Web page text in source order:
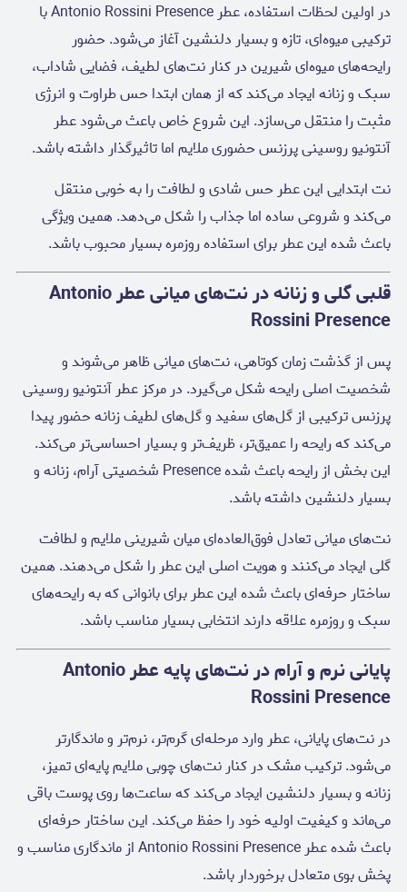
در اولین لحظات استفاده، عطر Antonio Rossini Presence با
ترکیبی میوه‌ای، تازه و بسیار دلنشین آغاز می‌شود. حضور
رایحه‌های میوه‌ای شیرین در کنار نت‌های لطیف، فضایی شاداب،
سبک و زنانه ایجاد می‌کند که از همان ابتدا حس طراوت و انرژی
مثبت را منتقل می‌سازد. این شروع خاص باعث می‌شود عطر
آنتونیو روسینی پرزنس حضوری ملایم اما تاثیرگذار داشته باشد.
نت ابتدایی این عطر حس شادی و لطافت را به خوبی منتقل
می‌کند و شروعی ساده اما جذاب را شکل می‌دهد. همین ویژگی
باعث شده این عطر برای استفاده روزمره بسیار محبوب باشد.
قلبی گلی و زنانه در نت‌های میانی عطر Antonio
Rossini Presence
پس از گذشت زمان کوتاهی، نت‌های میانی ظاهر می‌شوند و
شخصیت اصلی رایحه شکل می‌گیرد. در مرکز عطر آنتونیو روسینی
پرزنس ترکیبی از گل‌های سفید و گل‌های لطیف زنانه حضور پیدا
می‌کند که رایحه را عمیق‌تر، ظریف‌تر و بسیار احساسی‌تر می‌کند.
این بخش از رایحه باعث شده Presence شخصیتی آرام، زنانه و
بسیار دلنشین داشته باشد.
نت‌های میانی تعادل فوق‌العاده‌ای میان شیرینی ملایم و لطافت
گلی ایجاد می‌کنند و هویت اصلی این عطر را شکل می‌دهند. همین
ساختار حرفه‌ای باعث شده این عطر برای بانوانی که به رایحه‌های
سبک و روزمره علاقه دارند انتخابی بسیار مناسب باشد.
پایانی نرم و آرام در نت‌های پایه عطر Antonio
Rossini Presence
در نت‌های پایانی، عطر وارد مرحله‌ای گرم‌تر، نرم‌تر و ماندگارتر
می‌شود. ترکیب مشک در کنار نت‌های چوبی ملایم پایه‌ای تمیز،
زنانه و بسیار دلنشین ایجاد می‌کند که ساعت‌ها روی پوست باقی
می‌ماند و کیفیت اولیه خود را حفظ می‌کند. این ساختار حرفه‌ای
باعث شده عطر Antonio Rossini Presence از ماندگاری مناسب و
پخش بوی متعادل برخوردار باشد.